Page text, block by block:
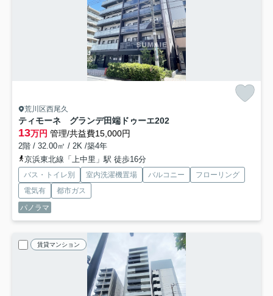
荒川区西尾久
ティモーネ グランデ田端ドゥーエ202
13万円 管理/共益費15,000円
2階 / 32.00㎡ / 2K /築4年
京浜東北線「上中里」駅 徒歩16分
バス・トイレ別 室内洗濯機置場 バルコニー
フローリング
電気有
都市ガス
パノラマ
賃貸マンション